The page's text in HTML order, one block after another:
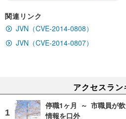
関連リンク
JVN（CVE-2014-0808）
JVN（CVE-2014-0807）
アクセスラン
停職1ヶ月 ～ 市職員が
情報を口外